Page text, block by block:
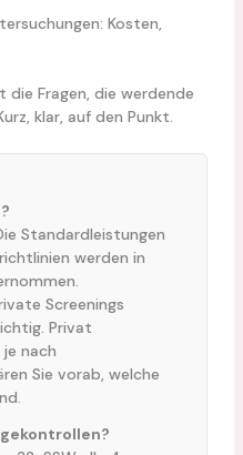
Kosten,
Fragen, die werdende
klar, auf den Punkt.
Standardleistungen
werden in
Screenings
Privat
nach
Sie vorab, welche